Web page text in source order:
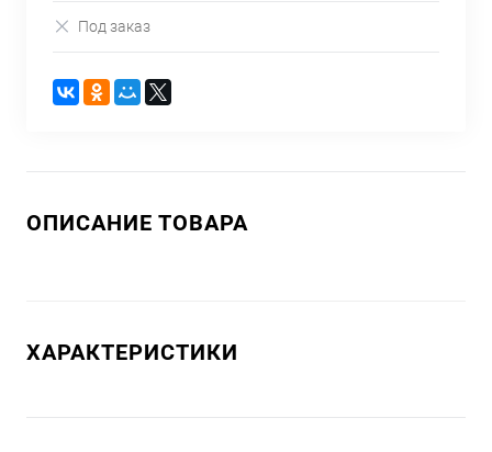
Под заказ
ОПИСАНИЕ ТОВАРА
ХАРАКТЕРИСТИКИ